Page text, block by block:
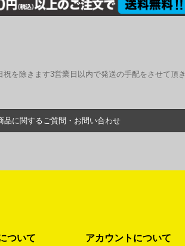
を除きます3営業日以内で発送の手配をさせて頂き
品に関するご質問・お問い合わせ
ついて アカウントについて